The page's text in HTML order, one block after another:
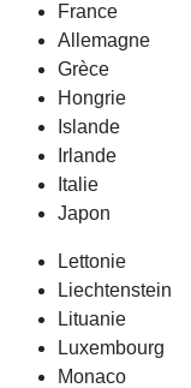
France
Allemagne
Grèce
Hongrie
Islande
Irlande
Italie
Japon
Lettonie
Liechtenstein
Lituanie
Luxembourg
Monaco